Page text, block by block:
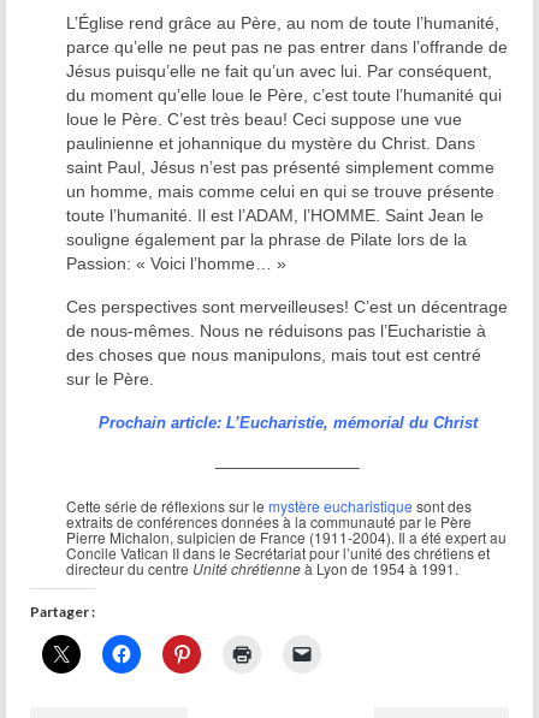
L’Église rend grâce au Père, au nom de toute l’humanité,
parce qu’elle ne peut pas ne pas entrer dans l’offrande de
Jésus puisqu’elle ne fait qu’un avec lui. Par conséquent,
du moment qu’elle loue le Père, c’est toute l’humanité qui
loue le Père. C’est très beau! Ceci suppose une vue
paulinienne et johannique du mystère du Christ. Dans
saint Paul, Jésus n’est pas présenté simplement comme
un homme, mais comme celui en qui se trouve présente
toute l’humanité. Il est l’ADAM, l’HOMME. Saint Jean le
souligne également par la phrase de Pilate lors de la
Passion: « Voici l’homme… »
Ces perspectives sont merveilleuses! C’est un décentrage
de nous-mêmes. Nous ne réduisons pas l’Eucharistie à
des choses que nous manipulons, mais tout est centré
sur le Père.
Prochain article: L’Eucharistie, mémorial du Christ
————————–
Cette série de réflexions sur le mystère eucharistique sont des
extraits de conférences données à la communauté par le Père
Pierre Michalon, sulpicien de France (1911-2004). Il a été expert au
Concile Vatican II dans le Secrétariat pour l’unité des chrétiens et
directeur du centre Unité chrétienneà Lyon de 1954 à 1991.
Partager :